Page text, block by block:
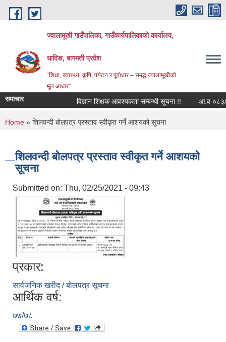
Skip to main content
ज्वालामूखी गाउँपालिका, गाउँकार्यपालिकाको कार्यालय,
धादिङ, बागमती प्रदेश
“शिक्षा, स्वास्थ्य, कृषि, पर्यटन र पूर्वाधार – समृद्ध ज्वालामूखीको
मूल आधार”
समाचार विज्ञान शिक्षक आवश्यकता सम्बन्धी सूचना !! आ.व ०८३/८४
You are here
Home » शिलवन्दी बोलपत्र प्रस्ताव स्वीकृत गर्ने आशयको सूचना
शिलवन्दी बोलपत्र प्रस्ताव स्वीकृत गर्ने आशयको
सूचना
Submitted on: Thu, 02/25/2021 - 09:43
प्रकार:
सार्वजनिक खरीद / बोलपत्र सूचना
आर्थिक वर्ष:
७७/७८